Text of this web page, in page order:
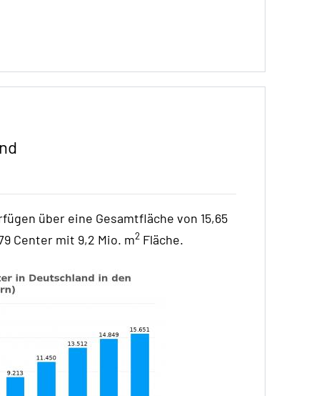
über eine Gesamtfläche von 15,65
Center mit 9,2 Mio. m2 Fläche.